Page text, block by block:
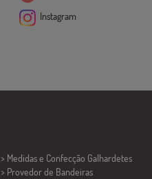
Instagram
> Medidas e Confecção Galhardetes
> Provedor de Bandeiras